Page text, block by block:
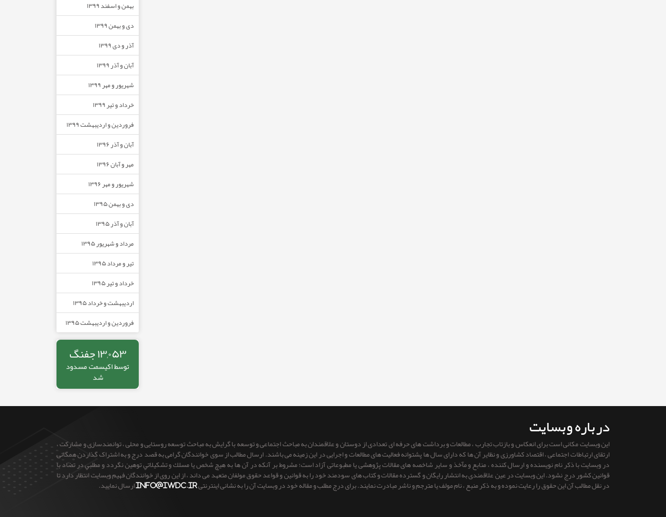
بهمن و اسفند ۱۳۹۹
دی و بهمن ۱۳۹۹
آذر و دی ۱۳۹۹
آبان و آذر ۱۳۹۹
شهریور و مهر ۱۳۹۹
خرداد و تیر ۱۳۹۹
فروردین و اردیبهشت ۱۳۹۹
آبان و آذر ۱۳۹۶
مهر و آبان ۱۳۹۶
شهریور و مهر ۱۳۹۶
دی و بهمن ۱۳۹۵
آبان و آذر ۱۳۹۵
مرداد و شهریور ۱۳۹۵
تیر و مرداد ۱۳۹۵
خرداد و تیر ۱۳۹۵
اردیبهشت و خرداد ۱۳۹۵
فروردین و اردیبهشت ۱۳۹۵
۱۳,۰۵۳ جفنگ
توسط اکیسمت مسدود
شد
درباره وبسایت
این وبسایت مکانی است برای انعکاس و بازتاب تجارب ، مطالعات و برداشت های حرفه ای تعدادی از دوستان و علاقمندان به مباحث اجتماعی و توسعه با گرایش به مباحث توسعه روستایی و محلی ، توانمندسازی و مشارکت ،
ارتقای ارتباطات اجتماعی ، اقتصاد کشاورزی و نظایر آن ها که دارای سال ها پشتوانه فعالیت های مطالعات و اجرایی در این زمینه می باشند. ارسال مطالب از سوی خوانندگان گرامی به قصد درج و به اشتراک گذاردن همگانی
در وبسایت با ذکر نام نویسنده و ارسال کننده ، منابع و مآخذ و سایر شاخصه های مقالات پژوهشی یا مطبوعاتی آزاد است؛ مشروط بر آنكه در آن ها به هيچ شخص يا مسلك و تشكيلاتي توهين نگردد و مطلبي در تضاد با
قوانين كشور درج نشود. این وبسایت در عین علاقمندی به انتشار رایگان و گسترده مقالات و کتاب های سودمند خود را به قوانین و قواعد حقوق مولفان متعهد می داند ، از این روی از خوانندگان فهیم وبسایت انتظار دارد تا
در نقل مطالب آن این حقوق را رعایت نموده و به ذکر منبع ، نام مولف یا مترجم و ناشر مبادرت نمایند. برای درج مطلب و مقاله خود در وبسایت آن را به نشانی اینترنتیinfo@iwdc.irارسال نمایید.